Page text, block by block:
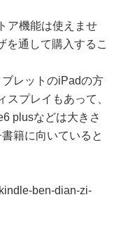
ア機能は使えませ
を通して購入するこ
レットのiPadの方
スプレイもあって、
plusなどは大きさ
籍に向いていると
ben-dian-zi-